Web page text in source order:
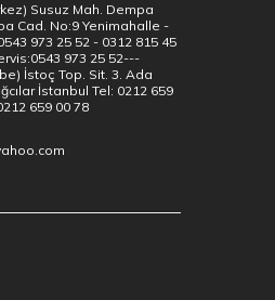
Susuz Mah. Dempa
Cad. No:9 Yenimahalle -
973 25 52 - 0312 815 45
973 25 52---
İstoç Top. Sit. 3. Ada
İstanbul Tel: 0212 659
659 00 78